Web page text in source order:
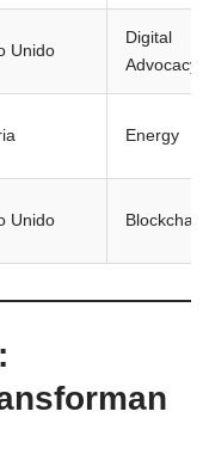
Unido
Digital
Advocacy
Energy
Unido Blockchain